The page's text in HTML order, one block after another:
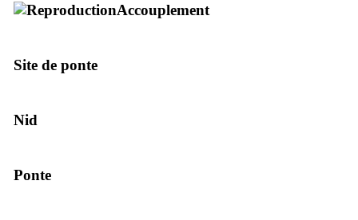
Accouplement
Site de ponte
Nid
Ponte